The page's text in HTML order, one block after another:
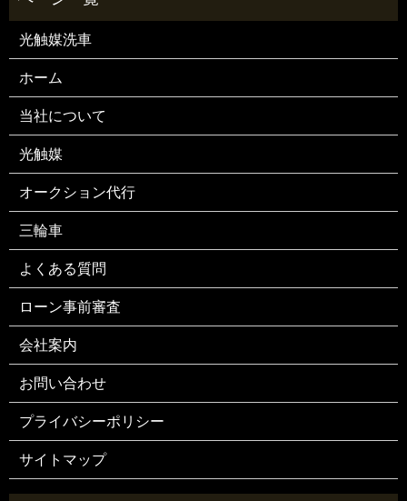
光触媒洗車
ホーム
当社について
光触媒
オークション代行
三輪車
よくある質問
ローン事前審査
会社案内
お問い合わせ
プライバシーポリシー
サイトマップ